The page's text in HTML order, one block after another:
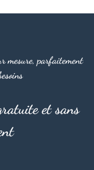
mesure, parfaitement
et sans